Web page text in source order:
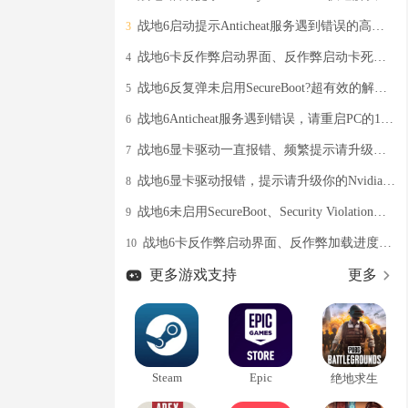
3 战地6启动提示Anticheat服务遇到错误的高效解决教程分享
4 战地6卡反作弊启动界面、反作弊启动卡死的有效解决办法
5 战地6反复弹未启用SecureBoot?超有效的解决办法奉上
6 战地6Anticheat服务遇到错误，请重启PC的100%有效解决办法
7 战地6显卡驱动一直报错、频繁提示请升级显卡驱动的解决办法
8 战地6显卡驱动报错，提示请升级你的Nvidia GeForce driver的有效解决办法
9 战地6未启用SecureBoot、Security Violation弹窗提醒？亲测有效解决办法分享
10 战地6卡反作弊启动界面、反作弊加载进度条慢的高效解决教程
更多游戏支持 更多
Steam Epic 绝地求生